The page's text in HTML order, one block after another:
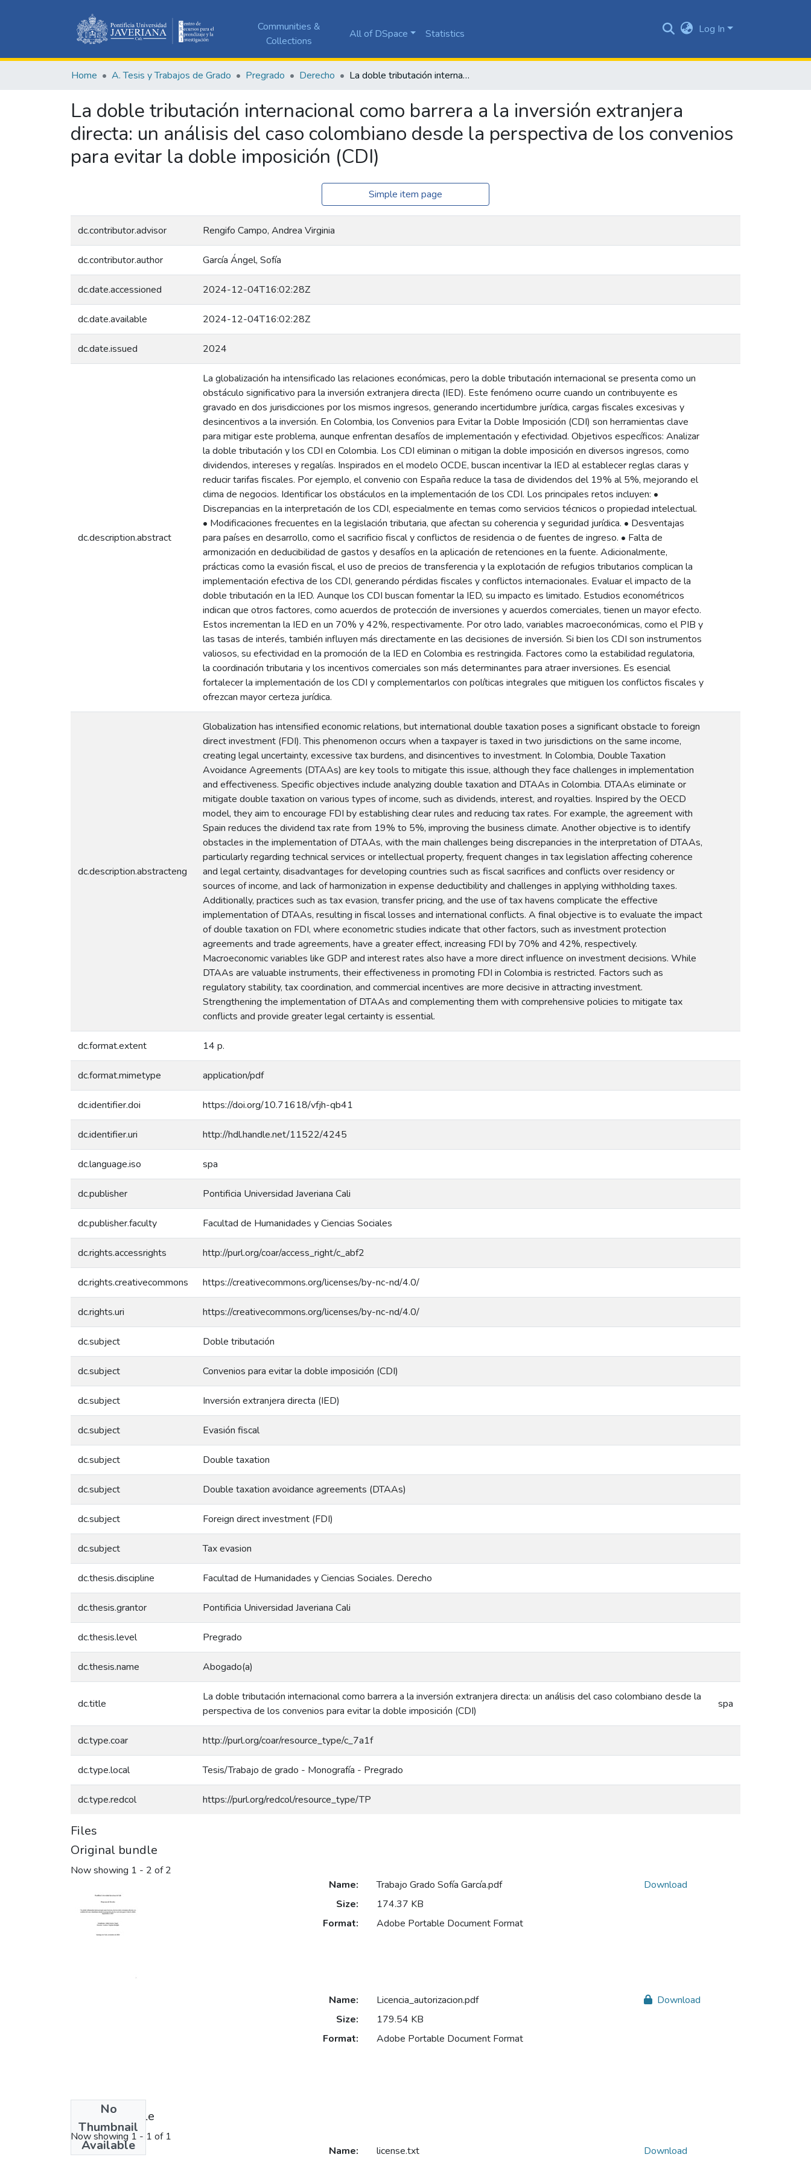
Communities &
Collections
All of DSpace Statistics Log In
Home A. Tesis y Trabajos de Grado Pregrado Derecho La doble tributación internacional como barrera a la inversión extranjera directa: un análisis del caso colombiano desde la perspectiva de los convenios para evitar la doble imposición (CDI)
La doble tributación internacional como barrera a la inversión extranjera
directa: un análisis del caso colombiano desde la perspectiva de los convenios
para evitar la doble imposición (CDI)
Simple item page
dc.contributor.advisor Rengifo Campo, Andrea Virginia
dc.contributor.author García Ángel, Sofía
dc.date.accessioned 2024-12-04T16:02:28Z
dc.date.available 2024-12-04T16:02:28Z
dc.date.issued 2024
dc.description.abstract
La globalización ha intensificado las relaciones económicas, pero la doble tributación internacional se presenta como un
obstáculo significativo para la inversión extranjera directa (IED). Este fenómeno ocurre cuando un contribuyente es
gravado en dos jurisdicciones por los mismos ingresos, generando incertidumbre jurídica, cargas fiscales excesivas y
desincentivos a la inversión. En Colombia, los Convenios para Evitar la Doble Imposición (CDI) son herramientas clave
para mitigar este problema, aunque enfrentan desafíos de implementación y efectividad. Objetivos específicos: Analizar
la doble tributación y los CDI en Colombia. Los CDI eliminan o mitigan la doble imposición en diversos ingresos, como
dividendos, intereses y regalías. Inspirados en el modelo OCDE, buscan incentivar la IED al establecer reglas claras y
reducir tarifas fiscales. Por ejemplo, el convenio con España reduce la tasa de dividendos del 19% al 5%, mejorando el
clima de negocios. Identificar los obstáculos en la implementación de los CDI. Los principales retos incluyen: •
Discrepancias en la interpretación de los CDI, especialmente en temas como servicios técnicos o propiedad intelectual.
• Modificaciones frecuentes en la legislación tributaria, que afectan su coherencia y seguridad jurídica. • Desventajas
para países en desarrollo, como el sacrificio fiscal y conflictos de residencia o de fuentes de ingreso. • Falta de
armonización en deducibilidad de gastos y desafíos en la aplicación de retenciones en la fuente. Adicionalmente,
prácticas como la evasión fiscal, el uso de precios de transferencia y la explotación de refugios tributarios complican la
implementación efectiva de los CDI, generando pérdidas fiscales y conflictos internacionales. Evaluar el impacto de la
doble tributación en la IED. Aunque los CDI buscan fomentar la IED, su impacto es limitado. Estudios econométricos
indican que otros factores, como acuerdos de protección de inversiones y acuerdos comerciales, tienen un mayor efecto.
Estos incrementan la IED en un 70% y 42%, respectivamente. Por otro lado, variables macroeconómicas, como el PIB y
las tasas de interés, también influyen más directamente en las decisiones de inversión. Si bien los CDI son instrumentos
valiosos, su efectividad en la promoción de la IED en Colombia es restringida. Factores como la estabilidad regulatoria,
la coordinación tributaria y los incentivos comerciales son más determinantes para atraer inversiones. Es esencial
fortalecer la implementación de los CDI y complementarlos con políticas integrales que mitiguen los conflictos fiscales y
ofrezcan mayor certeza jurídica.
dc.description.abstracteng
Globalization has intensified economic relations, but international double taxation poses a significant obstacle to foreign
direct investment (FDI). This phenomenon occurs when a taxpayer is taxed in two jurisdictions on the same income,
creating legal uncertainty, excessive tax burdens, and disincentives to investment. In Colombia, Double Taxation
Avoidance Agreements (DTAAs) are key tools to mitigate this issue, although they face challenges in implementation
and effectiveness. Specific objectives include analyzing double taxation and DTAAs in Colombia. DTAAs eliminate or
mitigate double taxation on various types of income, such as dividends, interest, and royalties. Inspired by the OECD
model, they aim to encourage FDI by establishing clear rules and reducing tax rates. For example, the agreement with
Spain reduces the dividend tax rate from 19% to 5%, improving the business climate. Another objective is to identify
obstacles in the implementation of DTAAs, with the main challenges being discrepancies in the interpretation of DTAAs,
particularly regarding technical services or intellectual property, frequent changes in tax legislation affecting coherence
and legal certainty, disadvantages for developing countries such as fiscal sacrifices and conflicts over residency or
sources of income, and lack of harmonization in expense deductibility and challenges in applying withholding taxes.
Additionally, practices such as tax evasion, transfer pricing, and the use of tax havens complicate the effective
implementation of DTAAs, resulting in fiscal losses and international conflicts. A final objective is to evaluate the impact
of double taxation on FDI, where econometric studies indicate that other factors, such as investment protection
agreements and trade agreements, have a greater effect, increasing FDI by 70% and 42%, respectively.
Macroeconomic variables like GDP and interest rates also have a more direct influence on investment decisions. While
DTAAs are valuable instruments, their effectiveness in promoting FDI in Colombia is restricted. Factors such as
regulatory stability, tax coordination, and commercial incentives are more decisive in attracting investment.
Strengthening the implementation of DTAAs and complementing them with comprehensive policies to mitigate tax
conflicts and provide greater legal certainty is essential.
dc.format.extent 14 p.
dc.format.mimetype application/pdf
dc.identifier.doi https://doi.org/10.71618/vfjh-qb41
dc.identifier.uri http://hdl.handle.net/11522/4245
dc.language.iso spa
dc.publisher Pontificia Universidad Javeriana Cali
dc.publisher.faculty Facultad de Humanidades y Ciencias Sociales
dc.rights.accessrights http://purl.org/coar/access_right/c_abf2
dc.rights.creativecommons https://creativecommons.org/licenses/by-nc-nd/4.0/
dc.rights.uri https://creativecommons.org/licenses/by-nc-nd/4.0/
dc.subject Doble tributación
dc.subject Convenios para evitar la doble imposición (CDI)
dc.subject Inversión extranjera directa (IED)
dc.subject Evasión fiscal
dc.subject Double taxation
dc.subject Double taxation avoidance agreements (DTAAs)
dc.subject Foreign direct investment (FDI)
dc.subject Tax evasion
dc.thesis.discipline Facultad de Humanidades y Ciencias Sociales. Derecho
dc.thesis.grantor Pontificia Universidad Javeriana Cali
dc.thesis.level Pregrado
dc.thesis.name Abogado(a)
dc.title
La doble tributación internacional como barrera a la inversión extranjera directa: un análisis del caso colombiano desde la
perspectiva de los convenios para evitar la doble imposición (CDI)
spa
dc.type.coar http://purl.org/coar/resource_type/c_7a1f
dc.type.local Tesis/Trabajo de grado - Monografía - Pregrado
dc.type.redcol https://purl.org/redcol/resource_type/TP
Files
Original bundle
Now showing 1 - 2 of 2
Name:
Trabajo Grado Sofía García.pdf
Size:
174.37 KB
Format:
Adobe Portable Document Format
Download
No
Thumbnail
Available
Name:
Licencia_autorizacion.pdf
Size:
179.54 KB
Format:
Adobe Portable Document Format
Download
License bundle
Now showing 1 - 1 of 1
Name:
license.txt Download